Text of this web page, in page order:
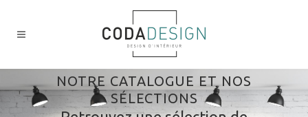
NOTRE CATALOGUE ET NOS
SÉLECTIONS